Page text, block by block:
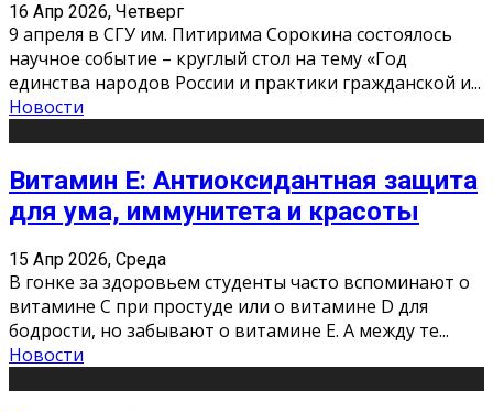
16 Апр 2026, Четверг
9 апреля в СГУ им. Питирима Сорокина состоялось
научное событие – круглый стол на тему «Год
единства народов России и практики гражданской и...
Новости
Витамин Е: Антиоксидантная защита
для ума, иммунитета и красоты
15 Апр 2026, Среда
В гонке за здоровьем студенты часто вспоминают о
витамине С при простуде или о витамине D для
бодрости, но забывают о витамине Е. А между те...
Новости